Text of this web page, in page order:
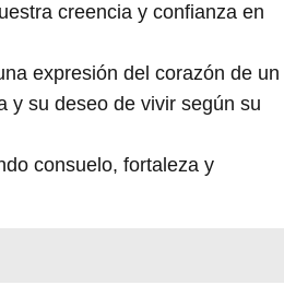
creencia y confianza en
expresión del corazón de un
y su deseo de vivir según su
consuelo, fortaleza y